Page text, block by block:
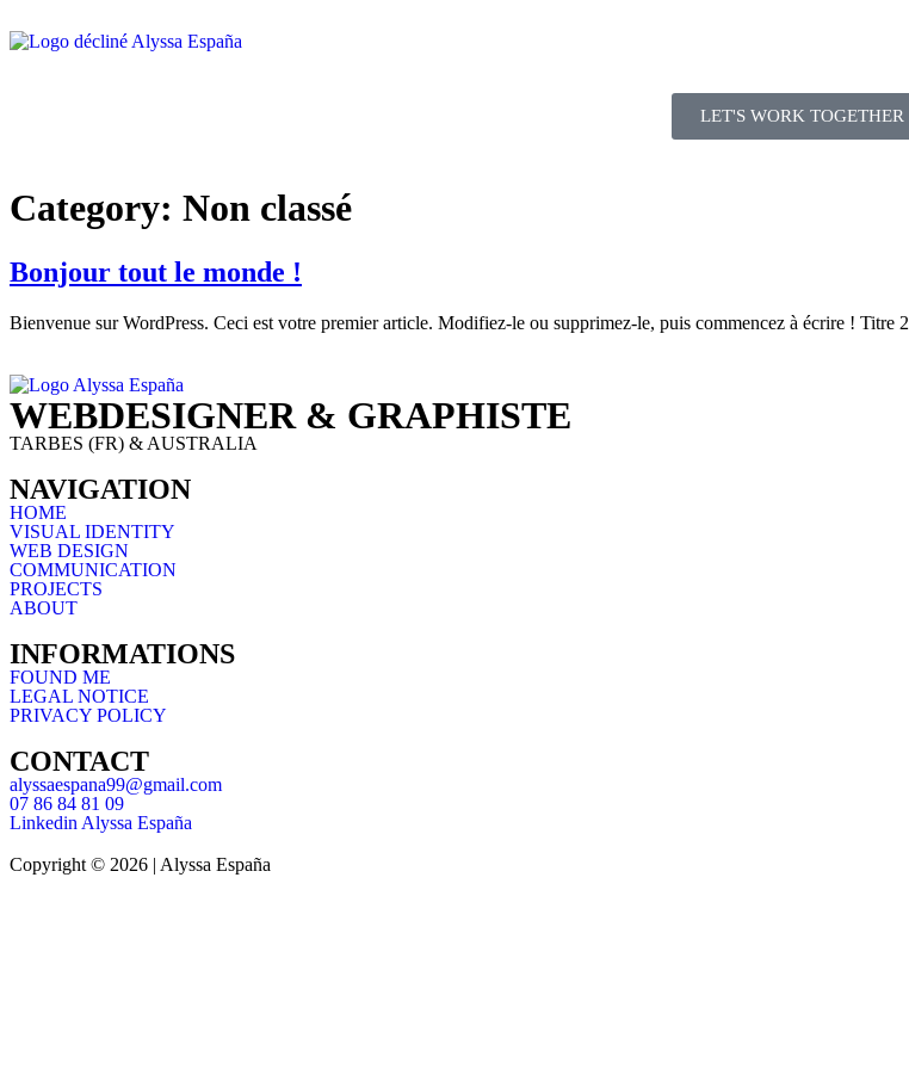
LET'S WORK TOGETHER
Category: Non classé
Bonjour tout le monde !
Bienvenue sur WordPress. Ceci est votre premier article. Modifiez-le ou supprimez-le, puis commencez à écrire ! Titre 2
WEBDESIGNER & GRAPHISTE
TARBES (FR) & AUSTRALIA
NAVIGATION
HOME
VISUAL IDENTITY
WEB DESIGN
COMMUNICATION
PROJECTS
ABOUT
INFORMATIONS
FOUND ME
LEGAL NOTICE
PRIVACY POLICY
CONTACT
alyssaespana99@gmail.com
07 86 84 81 09
Linkedin Alyssa España
Copyright © 2026 | Alyssa España